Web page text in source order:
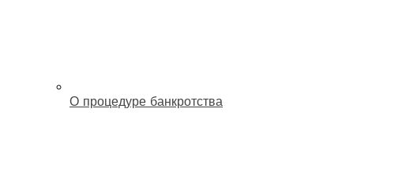
О процедуре банкротства